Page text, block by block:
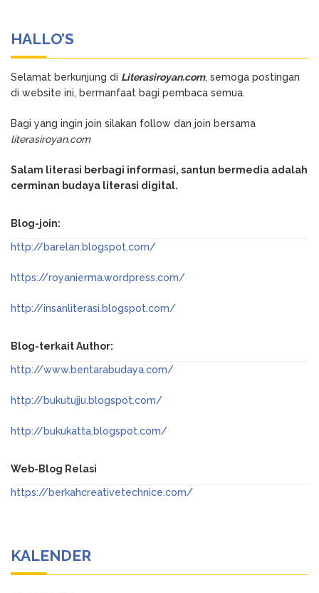
HALLO’S
Selamat berkunjung di Literasiroyan.com, semoga postingan
di website ini, bermanfaat bagi pembaca semua.
Bagi yang ingin join silakan follow dan join bersama
literasiroyan.com
Salam literasi berbagi informasi, santun bermedia adalah
cerminan budaya literasi digital.
Blog-join:
http://barelan.blogspot.com/
https://royanierma.wordpress.com/
http://insanliterasi.blogspot.com/
Blog-terkait Author:
http://www.bentarabudaya.com/
http://bukutujju.blogspot.com/
http://bukukatta.blogspot.com/
Web-Blog Relasi
https://berkahcreativetechnice.com/
KALENDER